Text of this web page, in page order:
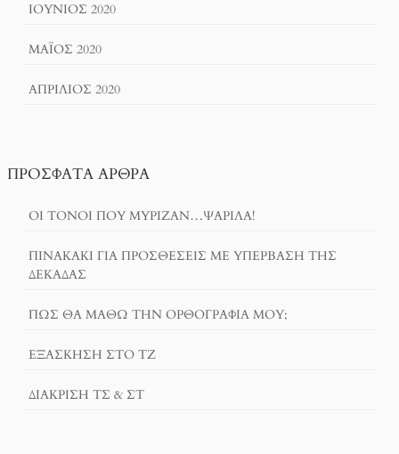
ΙΟΎΝΙΟΣ 2020
ΜΆΙΟΣ 2020
ΑΠΡΊΛΙΟΣ 2020
ΠΡΌΣΦΑΤΑ ΆΡΘΡΑ
ΟΙ ΤΌΝΟΙ ΠΟΥ ΜΎΡΙΖΑΝ…ΨΑΡΊΛΑ!
ΠΙΝΑΚΆΚΙ ΓΙΑ ΠΡΟΣΘΈΣΕΙΣ ΜΕ ΥΠΈΡΒΑΣΗ ΤΗΣ
ΔΕΚΆΔΑΣ
ΠΏΣ ΘΑ ΜΆΘΩ ΤΗΝ ΟΡΘΟΓΡΑΦΊΑ ΜΟΥ;
ΕΞΆΣΚΗΣΗ ΣΤΟ ΤΖ
ΔΙΆΚΡΙΣΗ ΤΣ & ΣΤ